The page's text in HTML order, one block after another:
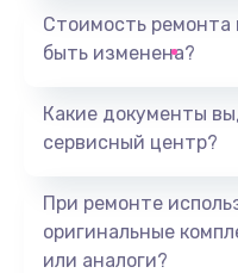
Ремонт
Замена
Стоимость
быть изменена?
Какие документы
сервисный центр?
При ремонте
оригинальные
или аналоги?